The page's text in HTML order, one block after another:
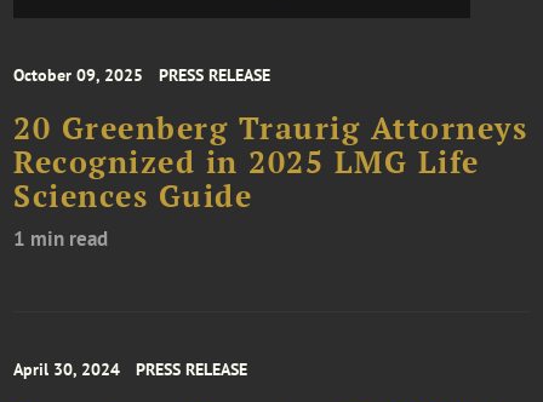
October 09, 2025 PRESS RELEASE
20 Greenberg Traurig Attorneys
Recognized in 2025 LMG Life
Sciences Guide
1 min read
April 30, 2024 PRESS RELEASE